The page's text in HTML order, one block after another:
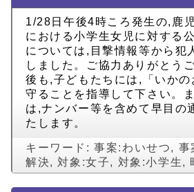
1/28日午後4時ころ発生の,鹿
における小学生女児に対する
については,目撃情報等から犯
しました。ご協力ありがとう
後も,子どもたちには,「いか
守ることを指導して下さい。
は,ナンバー等を含めて早目の
たします。
キーワード:事案:わいせつ, 事
解決, 対象:女子, 対象:小学生,